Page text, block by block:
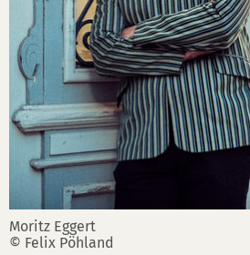
Moritz Eggert
© Felix Pöhland